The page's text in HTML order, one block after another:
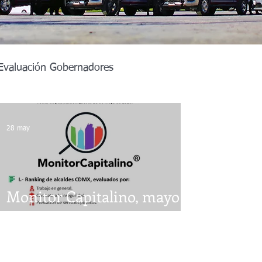
Evaluación Gobernadores
Alcadías Guanajuato
Judicial Michoacán 2027
2027 Estado de México
Monitor Capitalino, mayo
2026
28 may